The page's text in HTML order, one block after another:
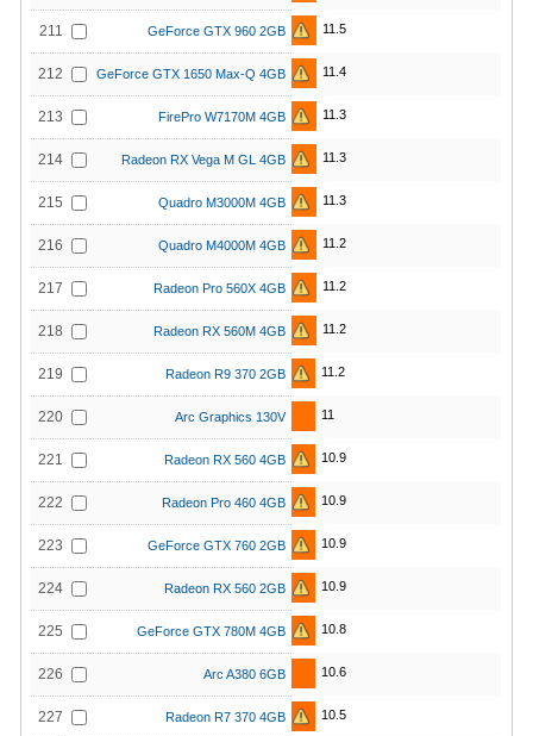
211 GeForce GTX 960 2GB 11.5
212 GeForce GTX 1650 Max-Q 4GB 11.4
213 FirePro W7170M 4GB 11.3
214 Radeon RX Vega M GL 4GB 11.3
215 Quadro M3000M 4GB 11.3
216 Quadro M4000M 4GB 11.2
217 Radeon Pro 560X 4GB 11.2
218 Radeon RX 560M 4GB 11.2
219 Radeon R9 370 2GB 11.2
220 Arc Graphics 130V 11
221 Radeon RX 560 4GB 10.9
222 Radeon Pro 460 4GB 10.9
223 GeForce GTX 760 2GB 10.9
224 Radeon RX 560 2GB 10.9
225 GeForce GTX 780M 4GB 10.8
226 Arc A380 6GB 10.6
227 Radeon R7 370 4GB 10.5